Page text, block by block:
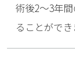
術後2～3年
ることができ